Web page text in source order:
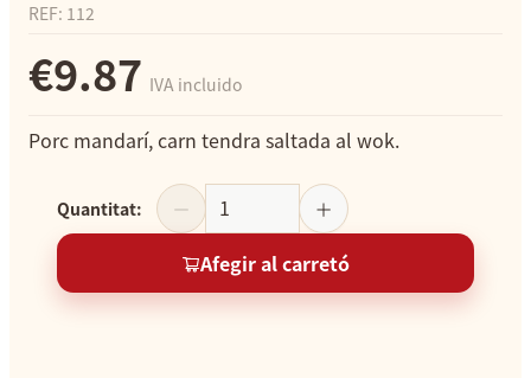
REF: 112
€9.87 IVA incluido
Porc mandarí, carn tendra saltada al wok.
Quantitat:
Afegir al carretó